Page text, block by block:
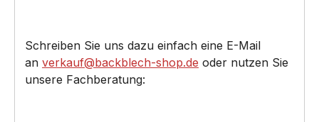
Schreiben Sie uns dazu einfach eine E-Mail
an verkauf@backblech-shop.de oder nutzen Sie
unsere Fachberatung: